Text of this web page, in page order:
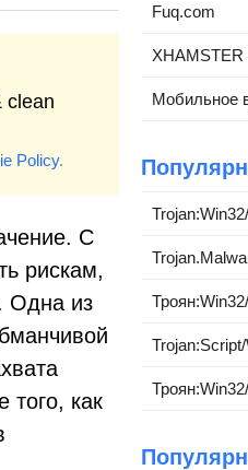
clean
Policy.
С
рискам,
Одна из
того, как
Fuq.com
Мобильное